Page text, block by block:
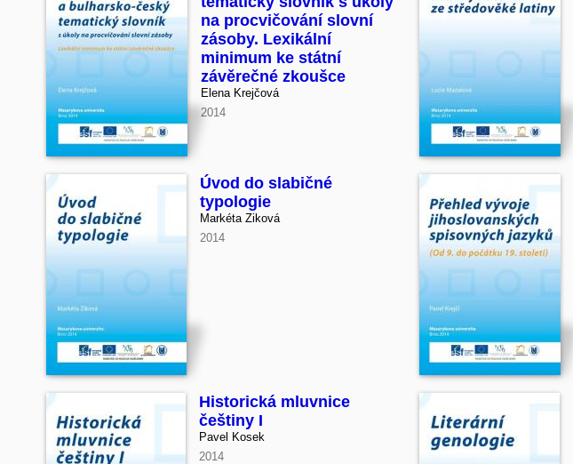
na procvičování slovní
zásoby. Lexikální
minimum ke státní
závěrečné zkoušce
Elena Krejčová
2014
Úvod do slabičné
typologie
Markéta Ziková
2014
Historická mluvnice
češtiny I
Pavel Kosek
2014